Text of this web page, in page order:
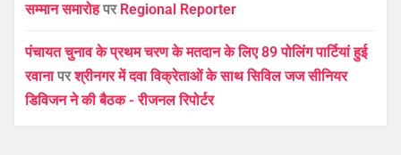
सम्मान समारोहपर Regional Reporter
पंचायत चुनाव के प्रथम चरण के मतदान के लिए 89 पोलिंग पार्टियां हुई
रवानापरश्रीनगर में दवा विक्रेताओं के साथ सिविल जज सीनियर
डिविजन ने की बैठक - रीजनल रिपोर्टर